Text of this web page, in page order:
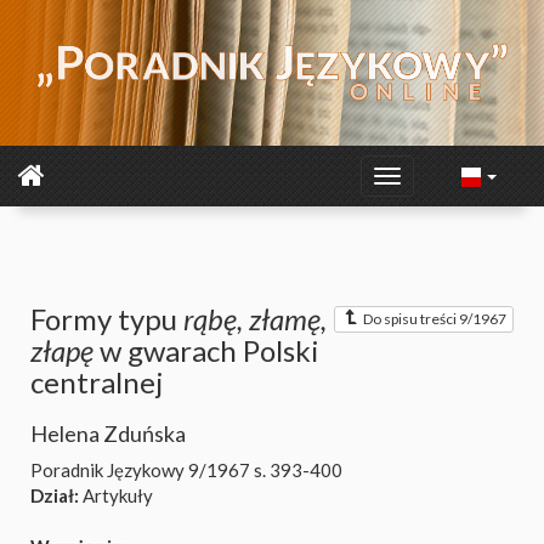
Do spisu treści 9/1967
Formy typu rąbę, złamę,
złapęw gwarach Polski
centralnej
Helena Zduńska
Poradnik Językowy 9/1967 s. 393-400
Dział: Artykuły